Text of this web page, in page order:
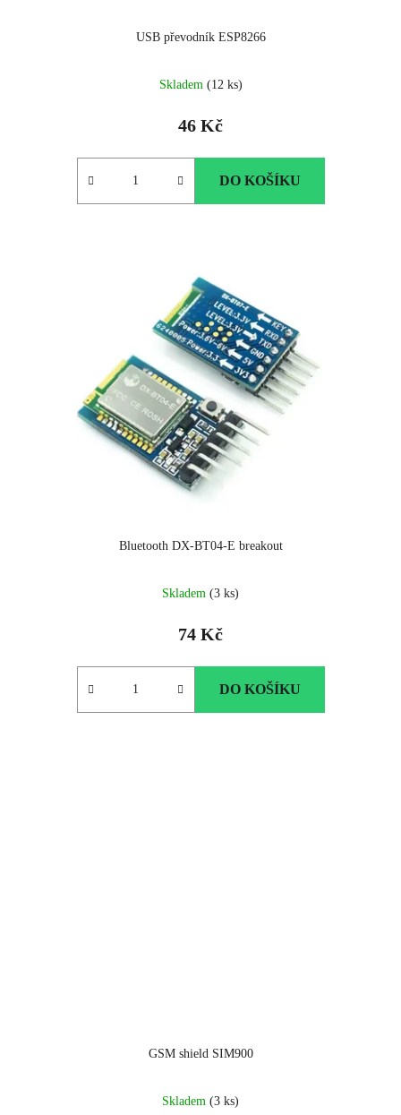
USB převodník ESP8266
Skladem (12 ks)
46 Kč
DO KOŠÍKU
Bluetooth DX-BT04-E breakout
Skladem (3 ks)
74 Kč
DO KOŠÍKU
GSM shield SIM900
Skladem (3 ks)